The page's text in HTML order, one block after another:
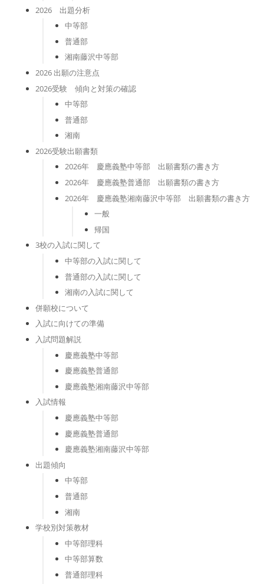
2026 出題分析
中等部
普通部
湘南藤沢中等部
2026 出願の注意点
2026受験 傾向と対策の確認
中等部
普通部
湘南
2026受験出願書類
2026年 慶應義塾中等部 出願書類の書き方
2026年 慶應義塾普通部 出願書類の書き方
2026年 慶應義塾湘南藤沢中等部 出願書類の書き方
一般
帰国
3校の入試に関して
中等部の入試に関して
普通部の入試に関して
湘南の入試に関して
併願校について
入試に向けての準備
入試問題解説
慶應義塾中等部
慶應義塾普通部
慶應義塾湘南藤沢中等部
入試情報
慶應義塾中等部
慶應義塾普通部
慶應義塾湘南藤沢中等部
出題傾向
中等部
普通部
湘南
学校別対策教材
中等部理科
中等部算数
普通部理科